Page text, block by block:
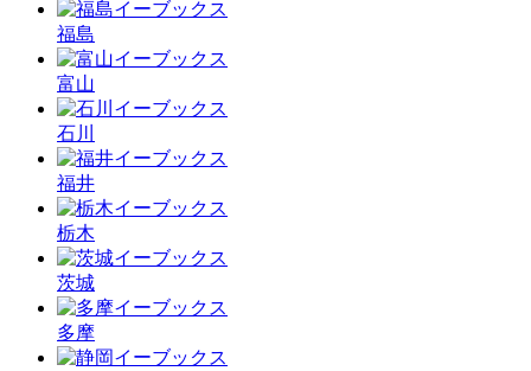
福島
富山
石川
福井
栃木
茨城
多摩